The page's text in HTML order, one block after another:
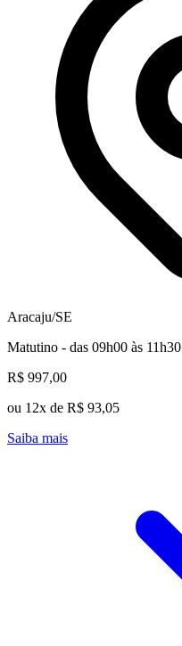
Aracaju/SE
Matutino - das 09h00 às 11h30
R$ 997,00
ou 12x de R$ 93,05
Saiba mais